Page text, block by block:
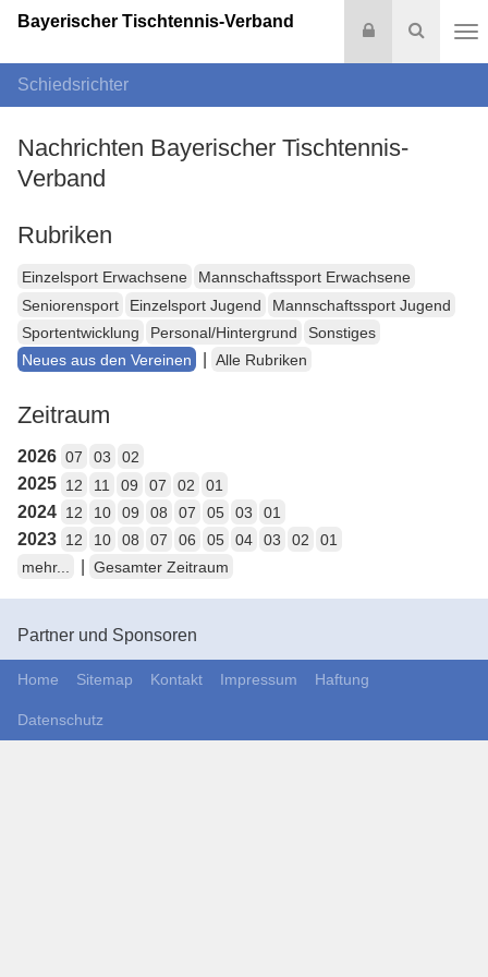
Suche
Login
Bayerischer Tischtennis-Verband
Schiedsrichter
Nachrichten Bayerischer Tischtennis-
Verband
Rubriken
Einzelsport Erwachsene
Mannschaftssport Erwachsene
Seniorensport
Einzelsport Jugend
Mannschaftssport Jugend
Sportentwicklung
Personal/Hintergrund
Sonstiges
Neues aus den Vereinen
Alle Rubriken
Zeitraum
2026 07 03 02
2025 12 11 09 07 02 01
2024 12 10 09 08 07 05 03 01
2023 12 10 08 07 06 05 04 03 02
01
mehr...
Gesamter Zeitraum
Partner und Sponsoren
Home Sitemap Kontakt Impressum Haftung
Datenschutz